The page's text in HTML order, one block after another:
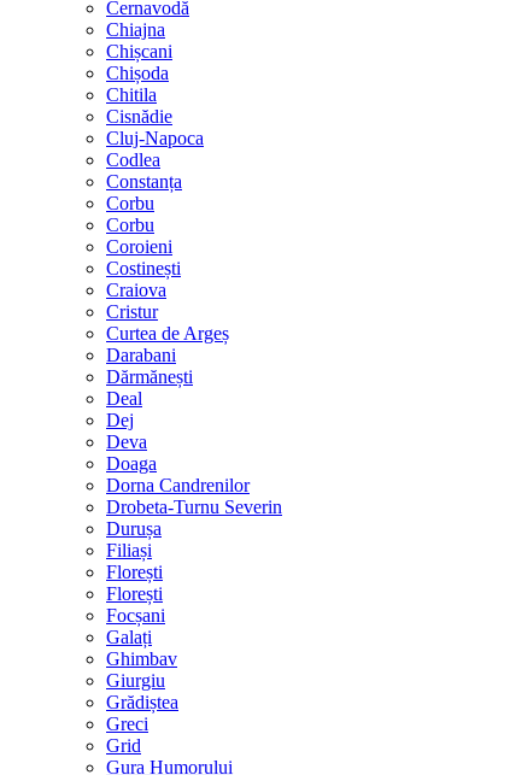
Cernavodă
Chiajna
Chișcani
Chișoda
Chitila
Cisnădie
Cluj-Napoca
Codlea
Constanța
Corbu
Corbu
Coroieni
Costinești
Craiova
Cristur
Curtea de Argeș
Darabani
Dărmănești
Deal
Dej
Deva
Doaga
Dorna Candrenilor
Drobeta-Turnu Severin
Durușa
Filiași
Florești
Florești
Focșani
Galați
Ghimbav
Giurgiu
Grădiștea
Greci
Grid
Gura Humorului